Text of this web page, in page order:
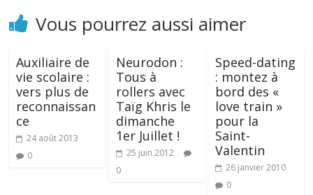
Vous pourrez aussi aimer
Auxiliaire de
vie scolaire :
vers plus de
reconnaissan
ce
24 août 2013
0
Neurodon :
Tous à
rollers avec
Taïg Khris le
dimanche
1er Juillet !
25 juin 2012
0
Speed-dating
: montez à
bord des «
love train »
pour la
Saint-
Valentin
26 janvier 2010
0